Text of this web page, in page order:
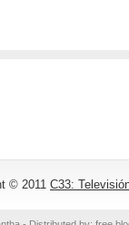
© 2011 C33: